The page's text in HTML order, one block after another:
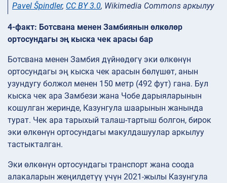
Pavel Špindler, CC BY 3.0, Wikimedia Commons аркылуу
4-факт: Ботсвана менен Замбиянын өлкөлөр
ортосундагы эң кыска чек арасы бар
Ботсвана менен Замбия дүйнөдөгү эки өлкөнүн
ортосундагы эң кыска чек арасын бөлүшөт, анын
узундугу болжол менен 150 метр (492 фут) гана. Бул
кыска чек ара Замбези жана Чобе дарыяларынын
кошулган жеринде, Казунгула шаарынын жанында
турат. Чек ара тарыхый талаш-тартыш болгон, бирок
эки өлкөнүн ортосундагы макулдашуулар аркылуу
тастыкталган.
Эки өлкөнүн ортосундагы транспорт жана соода
алакаларын жеңилдетүү үчүн 2021-жылы Казунгула